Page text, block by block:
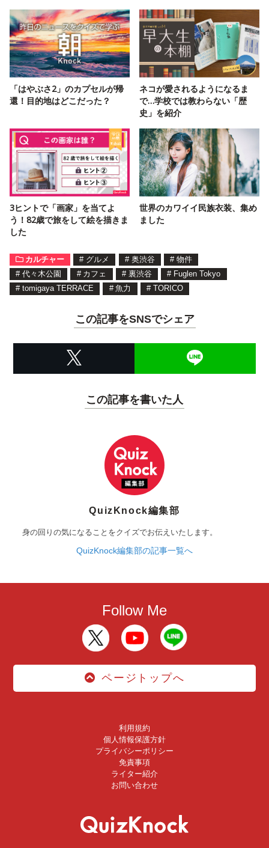
「はやぶさ2」のカプセルが帰
還！目的地はどこだった？
ネコが愛されるようになるま
で…学校では教わらない「歴
史」を紹介
3ヒントで「画家」を当てよ
う！82歳で旅をして絵を描きま
した
世界のカワイイ民族衣装、集め
ました
カルチャー # グルメ # 奥渋谷 # 物件
# 代々木公園 # カフェ # 裏渋谷 # Fuglen Tokyo
# tomigaya TERRACE # 魚力 # TORICO
この記事をSNSでシェア
この記事を書いた人
QuizKnock編集部
身の回りの気になることをクイズでお伝えいたします。
QuizKnock編集部の記事一覧へ
Follow Me
ページトップへ
利用規約
個人情報保護方針
プライバシーポリシー
免責事項
ライター紹介
お問い合わせ